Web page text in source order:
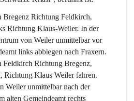
Bregenz Richtung Feldkirch,
Richtung Klaus-Weiler. In der
von Weiler unmittelbar vor
links abbiegen nach Fraxern.
Feldkirch Richtung Bregenz,
Richtung Klaus Weiler fahren.
Weiler unmittelbar nach der
alten Gemeindeamt rechts